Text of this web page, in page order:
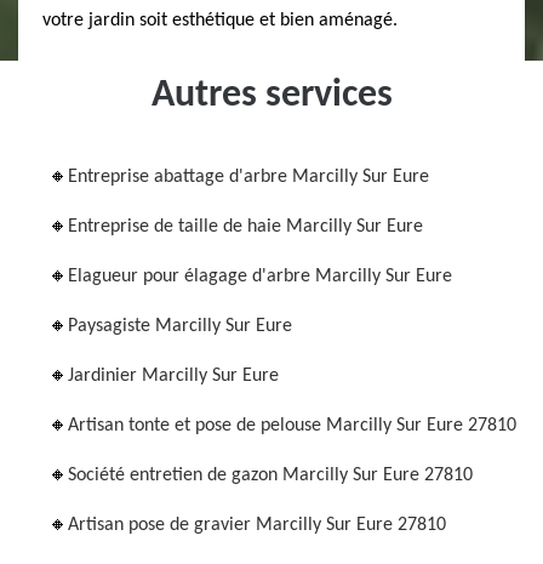
votre jardin soit esthétique et bien aménagé.
Autres services
Entreprise abattage d'arbre Marcilly Sur Eure
Entreprise de taille de haie Marcilly Sur Eure
Elagueur pour élagage d'arbre Marcilly Sur Eure
Paysagiste Marcilly Sur Eure
Jardinier Marcilly Sur Eure
Artisan tonte et pose de pelouse Marcilly Sur Eure 27810
Société entretien de gazon Marcilly Sur Eure 27810
Artisan pose de gravier Marcilly Sur Eure 27810